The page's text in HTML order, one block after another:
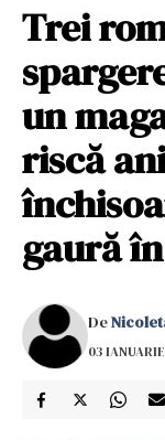
Trei
un
riscă
gaură
De
03